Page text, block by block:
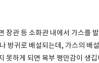
장관 등 소화관 내에서 가스를
방귀로 배설되는데, 가스의 배
못하게 되면 복부 팽만감이 생깁